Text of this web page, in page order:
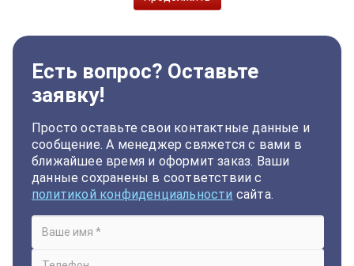
Есть вопрос? Оставьте
заявку!
Просто оставьте свои контактные данные и
сообщение. А менеджер свяжется с вами в
ближайшее время и оформит заказ. Ваши
данные сохранены в соответствии с
политикой конфиденциальности сайта.